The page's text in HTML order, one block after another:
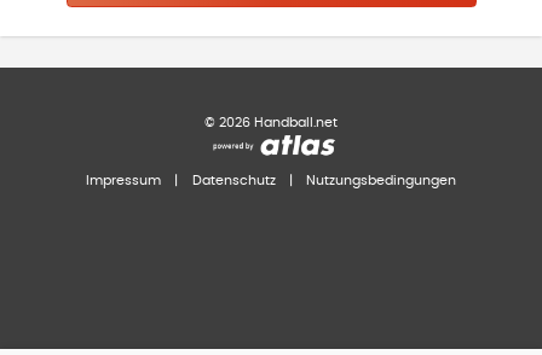
© 2026 Handball.net
Impressum Datenschutz Nutzungsbedingungen